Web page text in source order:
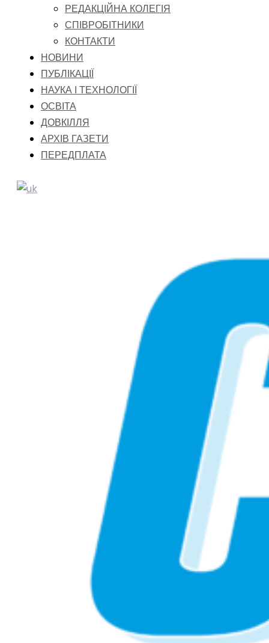
РЕДАКЦІЙНА КОЛЕГІЯ
СПІВРОБІТНИКИ
КОНТАКТИ
НОВИНИ
ПУБЛІКАЦІЇ
НАУКА І ТЕХНОЛОГІЇ
ОСВІТА
ДОВКІЛЛЯ
АРХІВ ГАЗЕТИ
ПЕРЕДПЛАТА